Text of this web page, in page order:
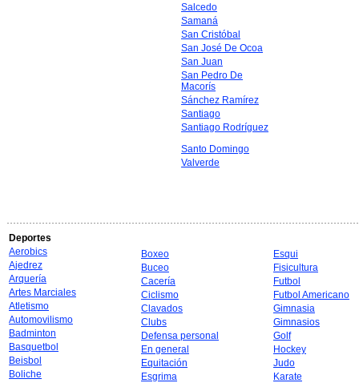
Salcedo
Samaná
San Cristóbal
San José De Ocoa
San Juan
San Pedro De
Macorís
Sánchez Ramírez
Santiago
Santiago Rodríguez
Santo Domingo
Valverde
Deportes
Aerobics
Ajedrez
Arquería
Artes Marciales
Atletismo
Automovilismo
Badminton
Basquetbol
Beisbol
Boliche
Boxeo
Buceo
Cacería
Ciclismo
Clavados
Clubs
Defensa personal
En general
Equitación
Esgrima
Esqui
Fisicultura
Futbol
Futbol Americano
Gimnasia
Gimnasios
Golf
Hockey
Judo
Karate